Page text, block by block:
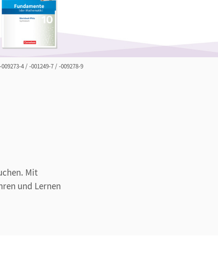
4 / -001249-7 / -009278-9
Mit
und Lernen